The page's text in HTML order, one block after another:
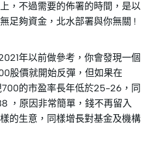
，不過需要的佈署的時間，是以
足夠資金，北水部署與你無關 !
年以前做參考，你會發現一個
股價就開始反彈，但如果在
的市盈率長年低於25-26，同
，原因非常簡單，錢不再留入
的生意，同樣增長對基金及機構